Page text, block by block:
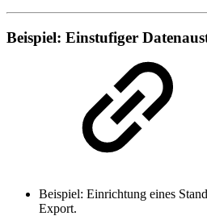
Beispiel: Einstufiger
Beispiel: Einrichtung eines
Export.